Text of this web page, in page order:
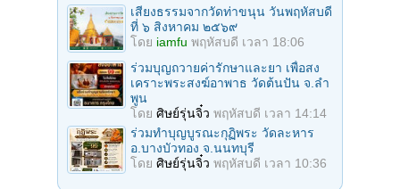
เสียงธรรมจากวัดท่าขนุน วันพฤหัสบดี
ที่ ๖ สิงหาคม ๒๕๖๙
โดย iamfu พฤหัสบดี เวลา 18:06
ร่วมบุญถวายค่ารักษาและยา เพื่อสง
เคราะพระสงฆ์อาพาธ วัดต้นปัน จ.ลํา
พูน
โดย ศิษย์รุ่นจิ๋ว พฤหัสบดี เวลา 14:14
ร่วมทําบุญบูรณะกุฏิพระ วัดละหาร
อ.บางบัวทอง จ.นนทบุรี
โดย ศิษย์รุ่นจิ๋ว พฤหัสบดี เวลา 10:36